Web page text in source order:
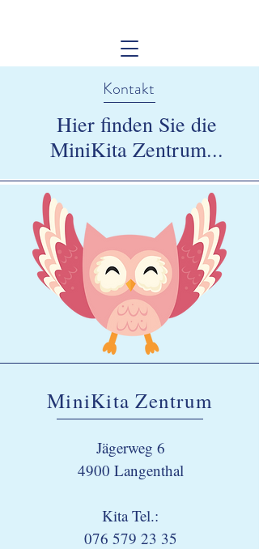
Kontakt
Hier finden Sie die
MiniKita Zentrum...
MiniKita Zentrum
Jägerweg 6
4900 Langenthal
Kita Tel.:
076 579 23 35